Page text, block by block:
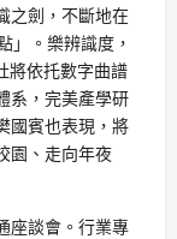
之劍，不斷地在
」。樂辨識度，
將依托數字曲譜
系，完美產學研
國賓也表現，將
園、走向年夜
座談會。行業專